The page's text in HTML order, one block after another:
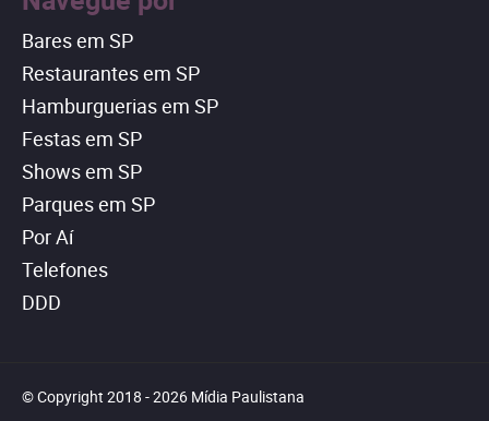
Bares em SP
Restaurantes em SP
Hamburguerias em SP
Festas em SP
Shows em SP
Parques em SP
Por Aí
Telefones
DDD
© Copyright 2018 - 2026 Mídia Paulistana